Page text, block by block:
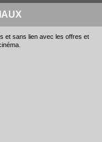
et sans lien avec les offres et